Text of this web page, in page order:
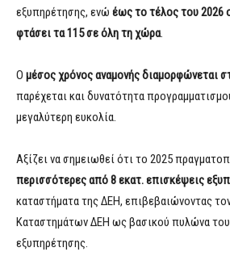
εξυπηρέτησης, ενώ έως το τέλος του 2026
φτάσει τα 115 σε όλη τη χώρα.
Ο μέσος χρόνος αναμονής διαμορφώνεται
παρέχεται και δυνατότητα
μεγαλύτερη ευκολία.
Αξίζει να σημειωθεί ότι το 2025
περισσότερες από 8 εκατ. επισκέψεις
καταστήματα της ΔΕΗ, επιβεβαιώνοντας
Καταστημάτων ΔΕΗ ως βασικού πυλώνα του
εξυπηρέτησης.